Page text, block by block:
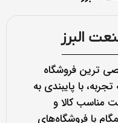
البرز
ترین فروشگاه
با پایبندی به
مناسب کالا و
با فروشگاه‌های